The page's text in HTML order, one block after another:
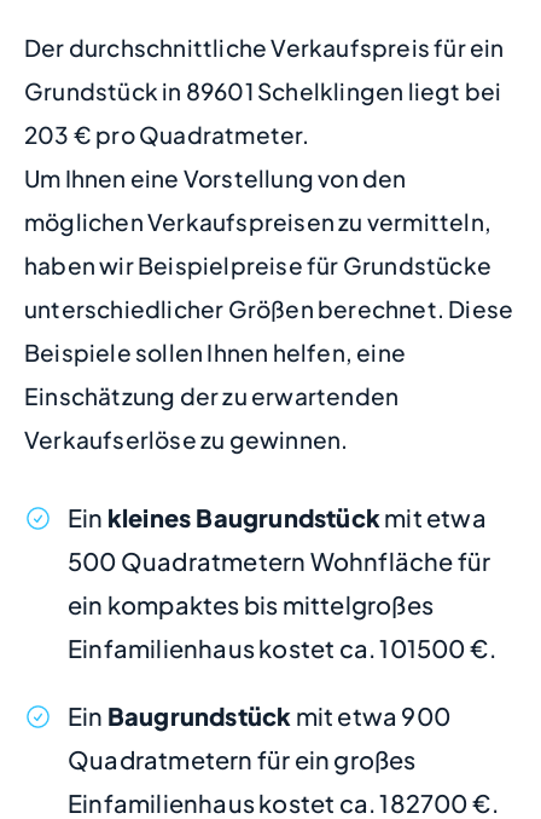
Der durchschnittliche Verkaufspreis für ein
Grundstück in 89601 Schelklingen liegt bei
203 € pro Quadratmeter.
Um Ihnen eine Vorstellung von den
möglichen Verkaufspreisen zu vermitteln,
haben wir Beispielpreise für Grundstücke
unterschiedlicher Größen berechnet. Diese
Beispiele sollen Ihnen helfen, eine
Einschätzung der zu erwartenden
Verkaufserlöse zu gewinnen.
Ein kleines Baugrundstückmit etwa
500 Quadratmetern Wohnfläche für
ein kompaktes bis mittelgroßes
Einfamilienhaus kostet ca. 101500 €.
Ein Baugrundstück mit etwa 900
Quadratmetern für ein großes
Einfamilienhaus kostet ca. 182700 €.